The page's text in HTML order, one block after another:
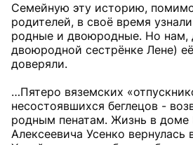
Семейную эту историю,
родителей, в своё время
родные и двоюродные. Но нам,
двоюродной сестрёнке Лене)
доверяли.
…Пятеро вяземских
несостоявшихся беглецов -
родным пенатам. Жизнь в доме
Алексеевича Усенко вернулась